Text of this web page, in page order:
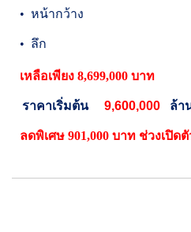
• หน้ากว้าง
• ลึก
เหลือเพียง 8,699,000 บาท
ราคาเริ่มต้น 9,600,000 ล้า
ลดพิเศษ 901,000 บาท ช่วงเปิด